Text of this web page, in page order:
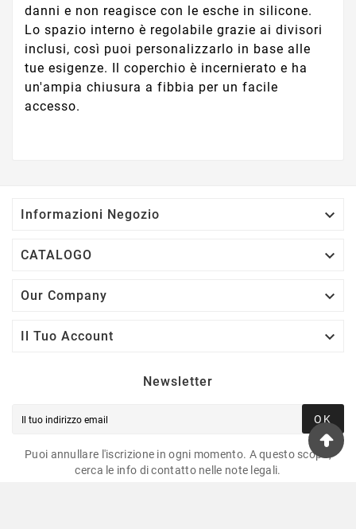
danni e non reagisce con le esche in silicone.
Lo spazio interno è regolabile grazie ai divisori
inclusi, così puoi personalizzarlo in base alle
tue esigenze. Il coperchio è incernierato e ha
un'ampia chiusura a fibbia per un facile
accesso.
Informazioni Negozio 
CATALOGO 
Our Company 
Il Tuo Account 
Newsletter
OK
Puoi annullare l'iscrizione in ogni momento. A questo scopo,
cerca le info di contatto nelle note legali.